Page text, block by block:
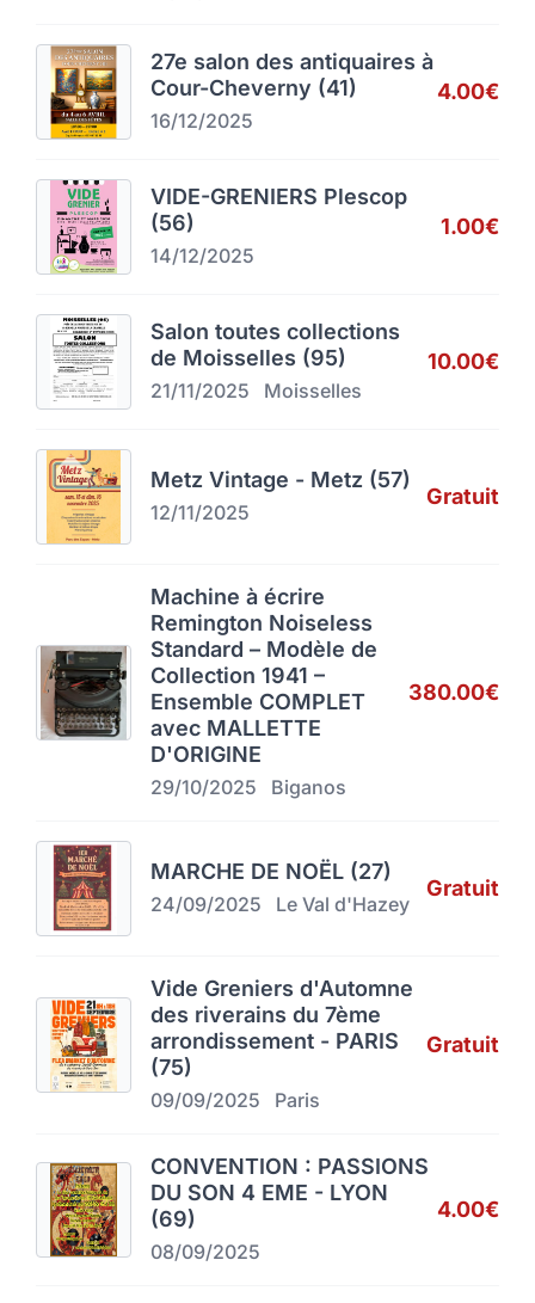
27e salon des antiquaires à
Cour-Cheverny (41)
16/12/2025
4.00€
VIDE-GRENIERS Plescop
(56)
14/12/2025
1.00€
Salon toutes collections
de Moisselles (95)
21/11/2025 Moisselles
10.00€
Metz Vintage - Metz (57)
12/11/2025
Gratuit
Machine à écrire
Remington Noiseless
Standard – Modèle de
Collection 1941 –
Ensemble COMPLET
avec MALLETTE
D'ORIGINE
29/10/2025 Biganos
380.00€
MARCHE DE NOËL (27)
24/09/2025 Le Val d'Hazey
Gratuit
Vide Greniers d'Automne
des riverains du 7ème
arrondissement - PARIS
(75)
09/09/2025 Paris
Gratuit
CONVENTION : PASSIONS
DU SON 4 EME - LYON
(69)
08/09/2025
4.00€